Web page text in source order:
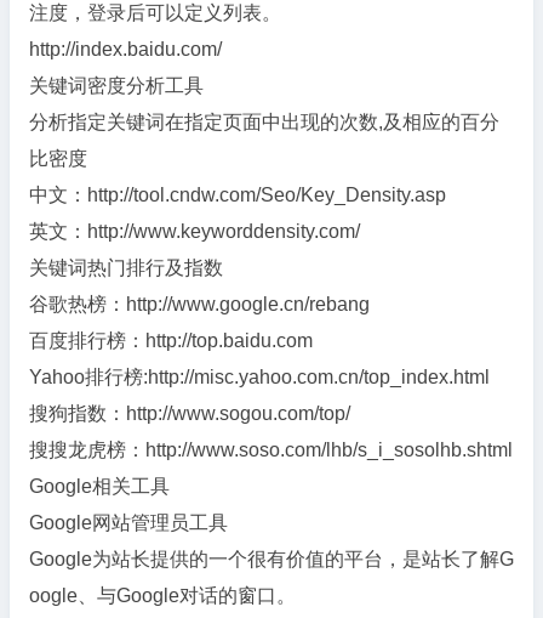
注度，登录后可以定义列表。
http://index.baidu.com/
关键词密度分析工具
分析指定关键词在指定页面中出现的次数,及相应的百分
比密度
中文：http://tool.cndw.com/Seo/Key_Density.asp
英文：http://www.keyworddensity.com/
关键词热门排行及指数
谷歌热榜：http://www.google.cn/rebang
百度排行榜：http://top.baidu.com
Yahoo排行榜:http://misc.yahoo.com.cn/top_index.html
搜狗指数：http://www.sogou.com/top/
搜搜龙虎榜：http://www.soso.com/lhb/s_i_sosolhb.shtml
Google相关工具
Google网站管理员工具
Google为站长提供的一个很有价值的平台，是站长了解G
oogle、与Google对话的窗口。